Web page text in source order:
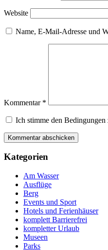
Website
Name, E-Mail-Adresse und
Kommentar *
Ich stimme den
Kategorien
Am Wasser
Ausflüge
Berg
Events und Sport
Hotels und Ferienhäuser
komplett Barrierefrei
kompletter Urlaub
Museen
Parks